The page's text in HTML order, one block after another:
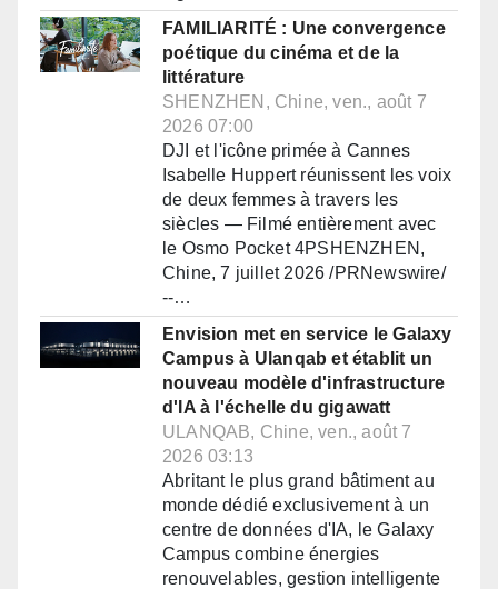
FAMILIARITÉ : Une convergence
poétique du cinéma et de la
littérature
SHENZHEN, Chine, ven., août 7
2026 07:00
DJI et l'icône primée à Cannes
Isabelle Huppert réunissent les voix
de deux femmes à travers les
siècles — Filmé entièrement avec
le Osmo Pocket 4PSHENZHEN,
Chine, 7 juillet 2026 /PRNewswire/
--…
Envision met en service le Galaxy
Campus à Ulanqab et établit un
nouveau modèle d'infrastructure
d'IA à l'échelle du gigawatt
ULANQAB, Chine, ven., août 7
2026 03:13
Abritant le plus grand bâtiment au
monde dédié exclusivement à un
centre de données d'IA, le Galaxy
Campus combine énergies
renouvelables, gestion intelligente